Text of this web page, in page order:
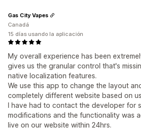
My overall experience has been
gives us the granular control that's
native localization features.
We use this app to change the layout
completely different website based on
I have had to contact the developer for
modifications and the functionality was
live on our website within 24hrs.
Gas City Vapes
Canadá
15 días usando la aplicación